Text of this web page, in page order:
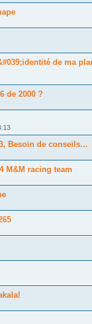
de ma
de 2000 ?
Besoin de conseils...
M&M racing team